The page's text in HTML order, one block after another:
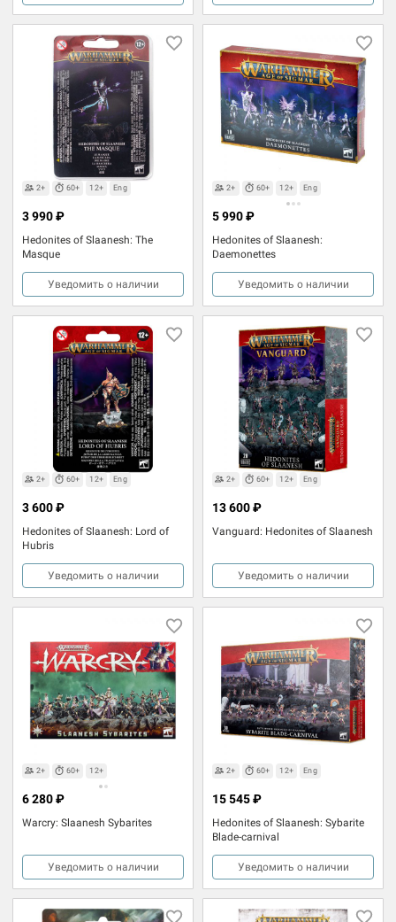
2+ 60+ 12+ Eng
Hedonites of Slaanesh: The
Masque
3 990 ₽
Уведомить о наличии
2+ 60+ 12+ Eng
Hedonites of Slaanesh:
Daemonettes
5 990 ₽
Уведомить о наличии
2+ 60+ 12+ Eng
Hedonites of Slaanesh: Lord of
Hubris
3 600 ₽
Уведомить о наличии
2+ 60+ 12+ Eng
Vanguard: Hedonites of Slaanesh
13 600 ₽
Уведомить о наличии
2+ 60+ 12+
Warcry: Slaanesh Sybarites
6 280 ₽
Уведомить о наличии
2+ 60+ 12+ Eng
Hedonites of Slaanesh: Sybarite
Blade-carnival
15 545 ₽
Уведомить о наличии